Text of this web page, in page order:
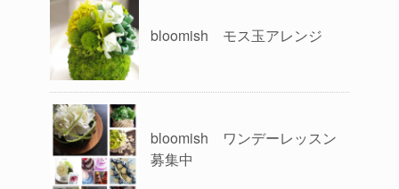
bloomish モス玉アレンジ
bloomish ワンデーレッスン
募集中